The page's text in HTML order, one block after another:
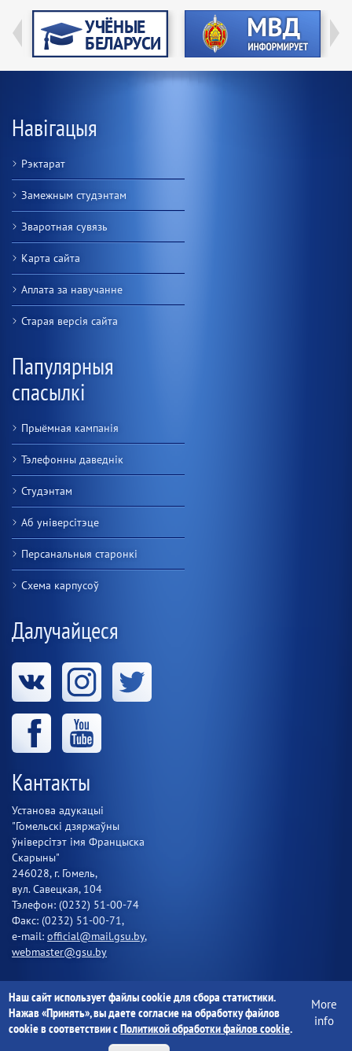
Навігацыя
Рэктарат
Замежным студэнтам
Зваротная сувязь
Карта сайта
Аплата за навучанне
Старая версiя сайта
Папулярныя
спасылкі
Прыёмная кампанія
Тэлефонны даведнік
Студэнтам
Аб універсітэце
Персанальныя старонкі
Схема карпусоў
Далучайцеся
Кантакты
Установа адукацыі
"Гомельскі дзяржаўны
ўніверсітэт імя Францыска
Скарыны"
246028, г. Гомель,
вул. Савецкая, 104
Тэлефон: (0232) 51-00-74
Факс: (0232) 51-00-71,
e-mail: official@mail.gsu.by,
webmaster@gsu.by
Установа адукацыі "Гомельскі дзяржаўны ўніверсітэт імя
Францыска Скарыны" 1997-2020
Наш сайт использует файлы cookie для сбора статистики.
Нажав «Принять», вы даете согласие на обработку файлов
cookie в соответствии сПолитикой обработки файлов cookie.
More
info